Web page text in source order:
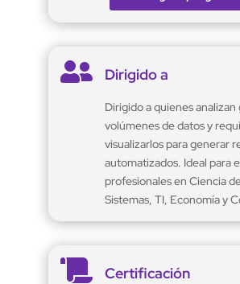
 Dirigido a
Dirigido a quienes analizan
volúmenes de datos y
visualizarlos para generar
automatizados. Ideal para
profesionales en Ciencia
Sistemas, TI, Economía y
 Certificación